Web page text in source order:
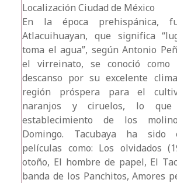
Localización Ciudad de México
En la época prehispánica,
Atlacuihuayan, que significa
toma el agua”, según Antonio
el virreinato, se conoció como
descanso por su excelente
región próspera para el
naranjos y ciruelos, lo
establecimiento de los
Domingo. Tacubaya ha sido
películas como: Los olvidados
otoño, El hombre de papel, El
banda de los Panchitos, Amores